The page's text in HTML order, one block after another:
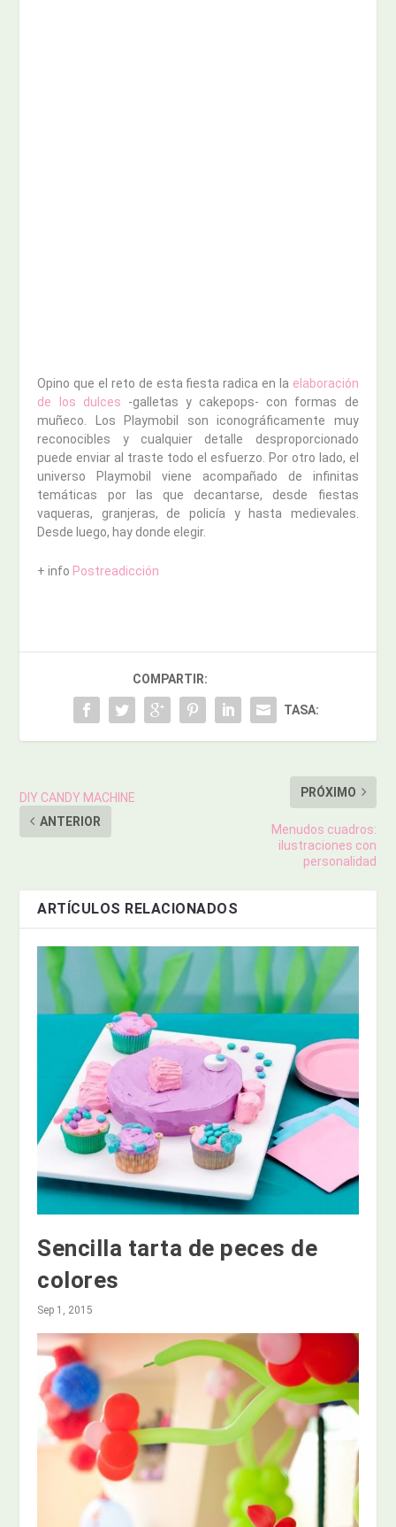
Opino que el reto de esta fiesta radica en la elaboración
de los dulces -galletas y cakepops- con formas de
muñeco. Los Playmobil son iconográficamente muy
reconocibles y cualquier detalle desproporcionado
puede enviar al traste todo el esfuerzo. Por otro lado, el
universo Playmobil viene acompañado de infinitas
temáticas por las que decantarse, desde fiestas
vaqueras, granjeras, de policía y hasta medievales.
Desde luego, hay donde elegir.
+ info Postreadicción
COMPARTIR:
TASA:
DIY CANDY MACHINE
ANTERIOR
PRÓXIMO
Menudos cuadros:
ilustraciones con
personalidad
ARTÍCULOS RELACIONADOS
Sencilla tarta de peces de
colores
Sep 1, 2015